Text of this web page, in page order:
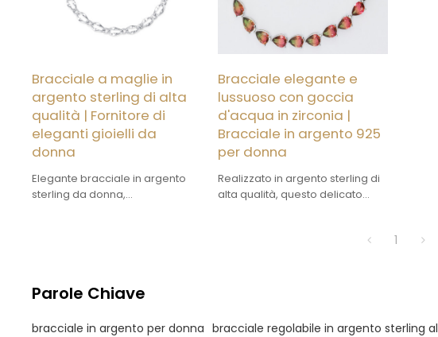
Bracciale a maglie in
argento sterling di alta
qualità | Fornitore di
eleganti gioielli da
donna
Elegante bracciale in argento
sterling da donna,
Bracciale elegante e
lussuoso con goccia
d'acqua in zirconia |
Bracciale in argento 925
per donna
Realizzato in argento sterling di
alta qualità, questo delicato
forma di goccia, sapientemente
1
Parole Chiave
bracciale in argento per donna bracciale regolabile in argento sterling